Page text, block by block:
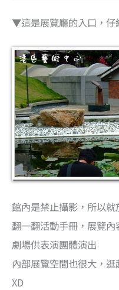
▼這是展覽廳的入口，仔
館內是禁止攝影，所以
翻一翻活動手冊，展覽
劇場供表演團體演出
內部展覽空間也很大，
XD